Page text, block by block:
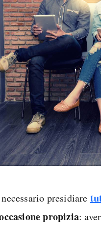
presidiare
propizia: